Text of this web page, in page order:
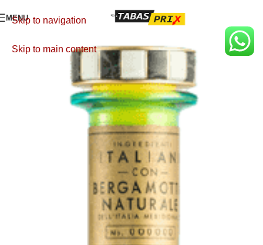
Skip to navigation
Skip to main content
MENU